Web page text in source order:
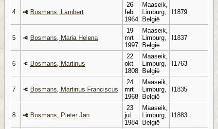
4 Bosmans, Lambert
26
feb
1964
Maaseik,
Limburg,
België
I1879
5 Bosmans, Maria Helena
19
mrt
1997
Maaseik,
Limburg,
België
I1837
6 Bosmans, Martinus
22
okt
1808
Maaseik,
Limburg,
België
I1763
7 Bosmans, Martinus Franciscus
24
mrt
1968
Maaseik,
Limburg,
België
I1835
8 Bosmans, Pieter Jan
23
jul
1984
Maaseik,
Limburg,
België
I1883